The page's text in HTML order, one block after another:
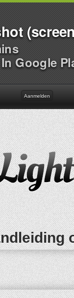
Google
Aanmelden